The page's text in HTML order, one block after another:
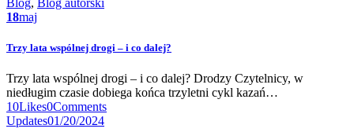
Blog, Blog autorski
18maj
Trzy lata wspólnej drogi – i co dalej?
Trzy lata wspólnej drogi – i co dalej? Drodzy Czytelnicy, w
niedługim czasie dobiega końca trzyletni cykl kazań…
10Likes0Comments
Updates01/20/2024